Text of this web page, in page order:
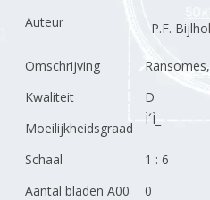
Auteur
P.F.
Omschrijving
Kwaliteit
D
Moeilijkheidsgraad
Ì´Ì_
Schaal
1 : 6
Aantal bladen A00
0